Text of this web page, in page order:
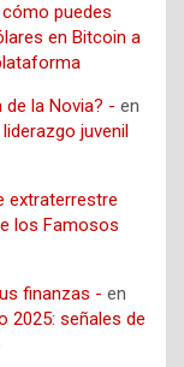
puedes
en Bitcoin a
de la Novia? - en
juvenil
extraterrestre
los Famosos
finanzas - en
2025: señales de